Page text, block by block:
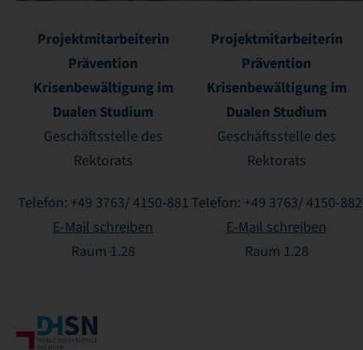
Projektmitarbeiterin
Prävention
Krisenbewältigung im
Dualen Studium
Geschäftsstelle des
Rektorats
Telefon: +49 3763/ 4150-881
E-Mail schreiben
Raum 1.28
Projektmitarbeiterin
Prävention
Krisenbewältigung im
Dualen Studium
Geschäftsstelle des
Rektorats
Telefon: +49 3763/ 4150-882
E-Mail schreiben
Raum 1.28